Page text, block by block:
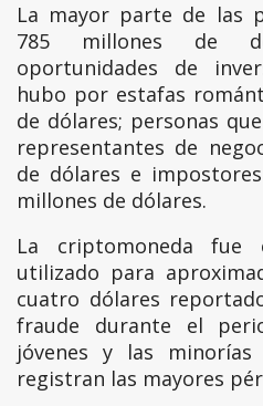
La mayor parte de las
785 millones de
oportunidades de
hubo por estafas
de dólares; personas
representantes de
de dólares e
millones de dólares.
La criptomoneda
utilizado para
cuatro dólares
fraude durante el
jóvenes y las
registran las mayores